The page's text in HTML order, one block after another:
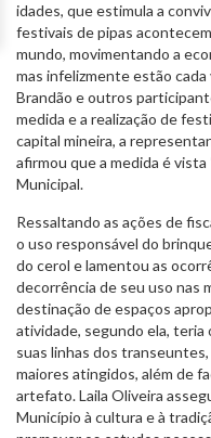
idades, que estimula a
festivais de pipas
mundo, movimentando a
mas infelizmente estão cada
Brandão e outros
medida e a realização de
capital mineira, a
afirmou que a medida é
Municipal.
Ressaltando as ações de
o uso responsável do
do cerol e lamentou as
decorrência de seu uso nas
destinação de espaços
atividade, segundo ela, teria
suas linhas dos
maiores atingidos, além de
artefato. Laila Oliveira
Município à cultura e à